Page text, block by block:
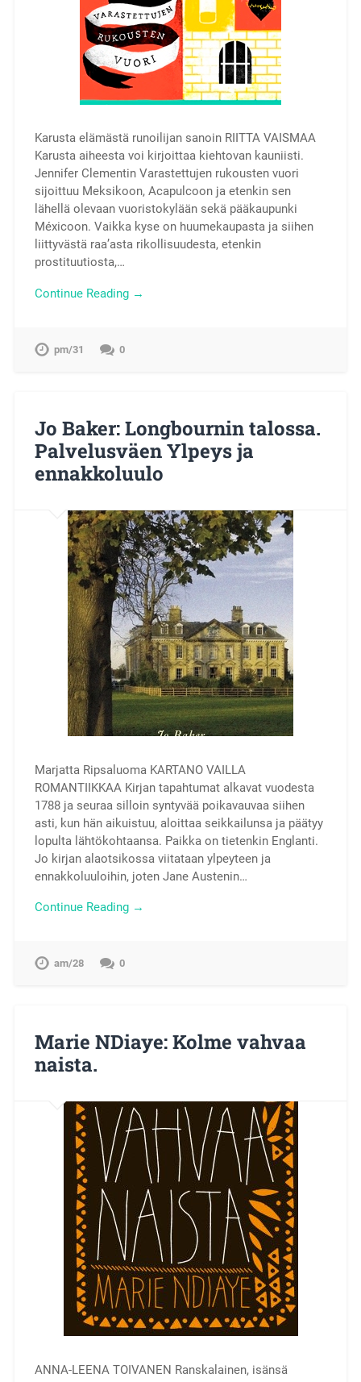
Karusta elämästä runoilijan sanoin RIITTA VAISMAA
Karusta aiheesta voi kirjoittaa kiehtovan kauniisti.
Jennifer Clementin Varastettujen rukousten vuori
sijoittuu Meksikoon, Acapulcoon ja etenkin sen
lähellä olevaan vuoristokylään sekä pääkaupunki
Méxicoon. Vaikka kyse on huumekaupasta ja siihen
liittyvästä raa’asta rikollisuudesta, etenkin
prostituutiosta,…
Continue Reading →
pm/31 0
Jo Baker: Longbournin talossa.
Palvelusväen Ylpeys ja
ennakkoluulo
Marjatta Ripsaluoma KARTANO VAILLA
ROMANTIIKKAA Kirjan tapahtumat alkavat vuodesta
1788 ja seuraa silloin syntyvää poikavauvaa siihen
asti, kun hän aikuistuu, aloittaa seikkailunsa ja päätyy
lopulta lähtökohtaansa. Paikka on tietenkin Englanti.
Jo kirjan alaotsikossa viitataan ylpeyteen ja
ennakkoluuloihin, joten Jane Austenin…
Continue Reading →
am/28 0
Marie NDiaye: Kolme vahvaa
naista.
ANNA-LEENA TOIVANEN Ranskalainen, isänsä